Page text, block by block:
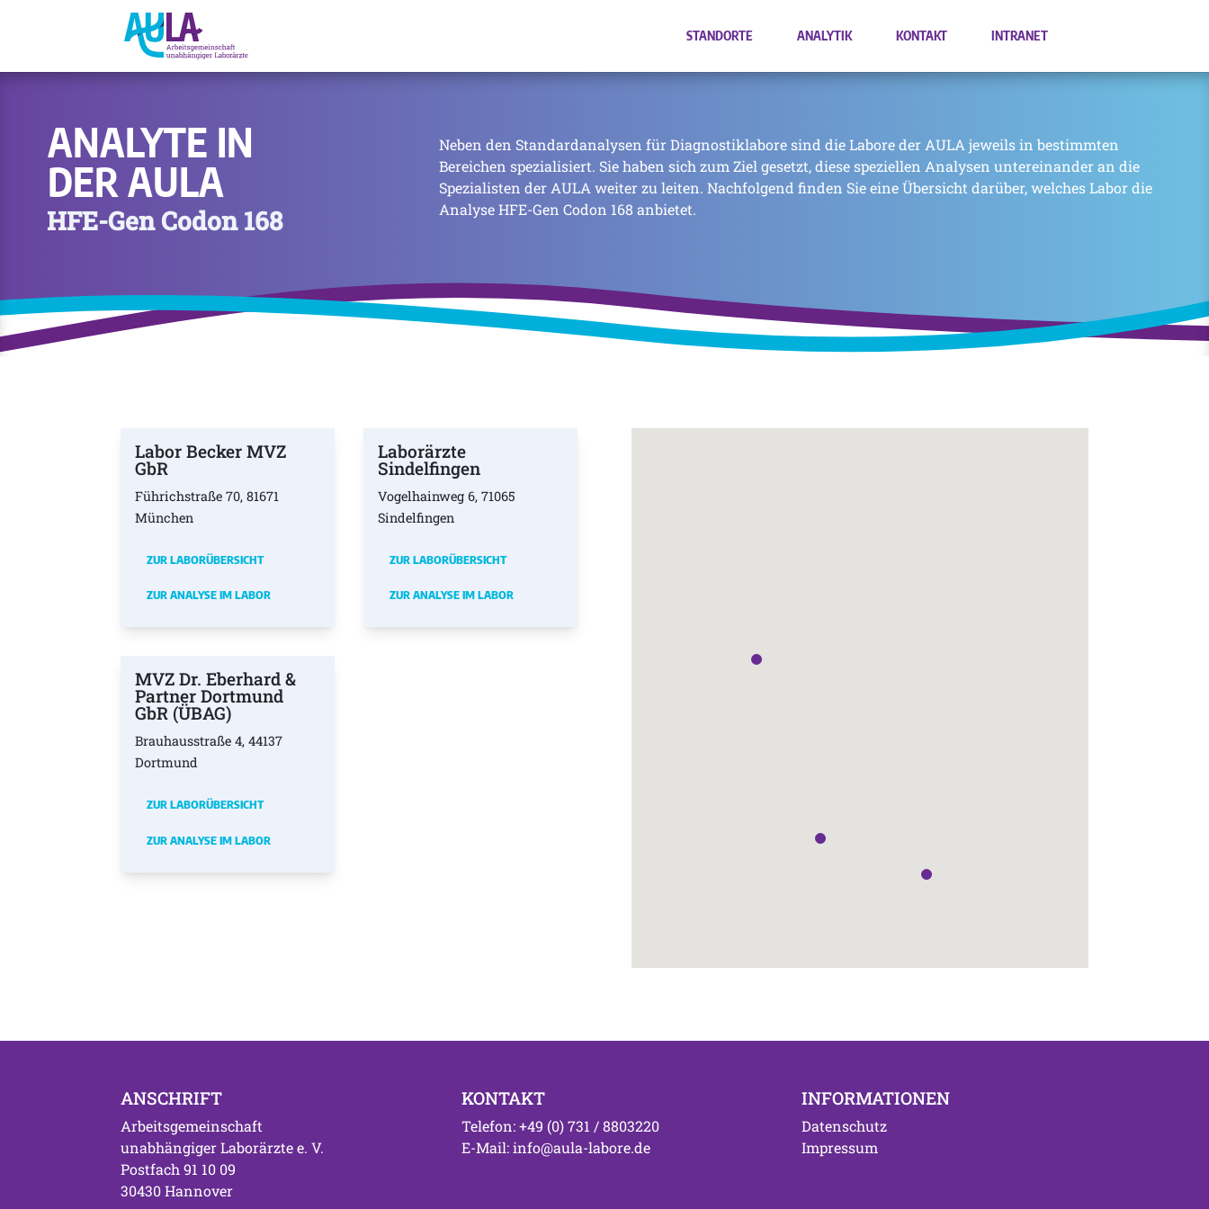
STANDORTE ANALYTIK KONTAKT INTRANET
ANALYTE IN
DER AULA
HFE-Gen Codon 168
Neben den Standardanalysen für Diagnostiklabore sind die Labore der AULA jeweils in bestimmten
Bereichen spezialisiert. Sie haben sich zum Ziel gesetzt, diese speziellen Analysen untereinander an die
Spezialisten der AULA weiter zu leiten. Nachfolgend finden Sie eine Übersicht darüber, welches Labor die
Analyse HFE-Gen Codon 168 anbietet.
Labor Becker MVZ
GbR
Führichstraße 70, 81671
München
ZUR LABORÜBERSICHT
ZUR ANALYSE IM LABOR
Laborärzte
Sindelfingen
Vogelhainweg 6, 71065
Sindelfingen
ZUR LABORÜBERSICHT
ZUR ANALYSE IM LABOR
MVZ Dr. Eberhard &
Partner Dortmund
GbR (ÜBAG)
Brauhausstraße 4, 44137
Dortmund
ZUR LABORÜBERSICHT
ZUR ANALYSE IM LABOR
ANSCHRIFT
Arbeitsgemeinschaft
unabhängiger Laborärzte e. V.
Postfach 91 10 09
30430 Hannover
KONTAKT
Telefon: +49 (0) 731 / 8803220
E-Mail: info@aula-labore.de
INFORMATIONEN
Datenschutz
Impressum